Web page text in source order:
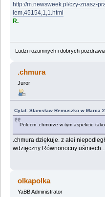
http://m.newsweek.pl/czy-znasz-
lem,45154,1,1.html
R.
Ludzi rozumnych i dobrych
.chmura
Juror
Cytat: Stanisław Remuszko w Marca
Polecm .chmurze w tym aspekcie
.chmura dziękuje. z alei
wdzięczny Równonocny uśmiech...
olkapolka
YaBB Administrator